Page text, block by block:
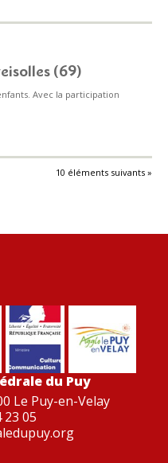
(69)
Avec la participation
10 éléments suivants »
du Puy
Le Puy-en-Velay
23 05